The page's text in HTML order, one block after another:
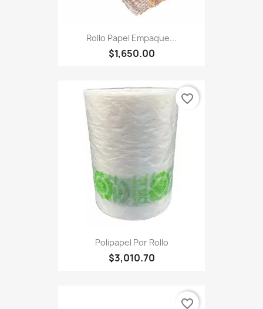
Rollo Papel Empaque...
$1,650.00
Polipapel Por Rollo
$3,010.70
favorite_border
favorite_border